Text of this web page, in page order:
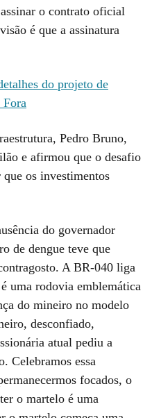
o contrato oficial
é que a assinatura
do projeto de
Fora
Pedro Bruno,
e afirmou que o desafio
os investimentos
do governador
de dengue teve que
A BR-040 liga
uma rodovia emblemática
do mineiro no modelo
desconfiado,
atual pediu a
Celebramos essa
focados, o
o martelo é uma